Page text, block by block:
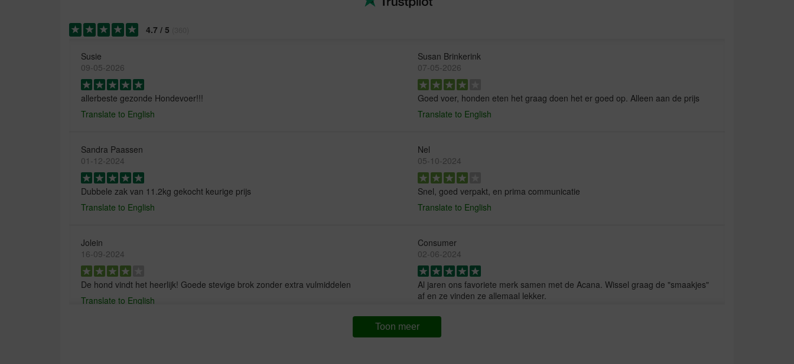
4.7 / 5
Susie
09-05-2026
allerbeste gezonde Hondevoer!!!
Translate to English
Susan Brinkerink
07-05-2026
Goed voer, honden eten het graag doen het er goed op. Alleen aan de prijs
Translate to English
Sandra Paassen
01-12-2024
Dubbele zak van 11.2kg gekocht keurige prijs
Translate to English
Nel
05-10-2024
Snel, goed verpakt, en prima communicatie
Translate to English
Jolein
16-09-2024
De hond vindt het heerlijk! Goede stevige brok zonder extra vulmiddelen
Translate to English
Consumer
02-06-2024
Al jaren ons favoriete merk samen met de Acana. Wissel graag de "smaakjes"
af en ze vinden ze allemaal lekker.
Toon meer